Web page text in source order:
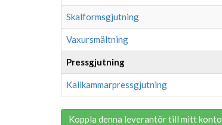
Skalformsgjutning
Vaxursmältning
Pressgjutning
Kallkammarpressgjutning
Koppla denna leverantör till mitt konto